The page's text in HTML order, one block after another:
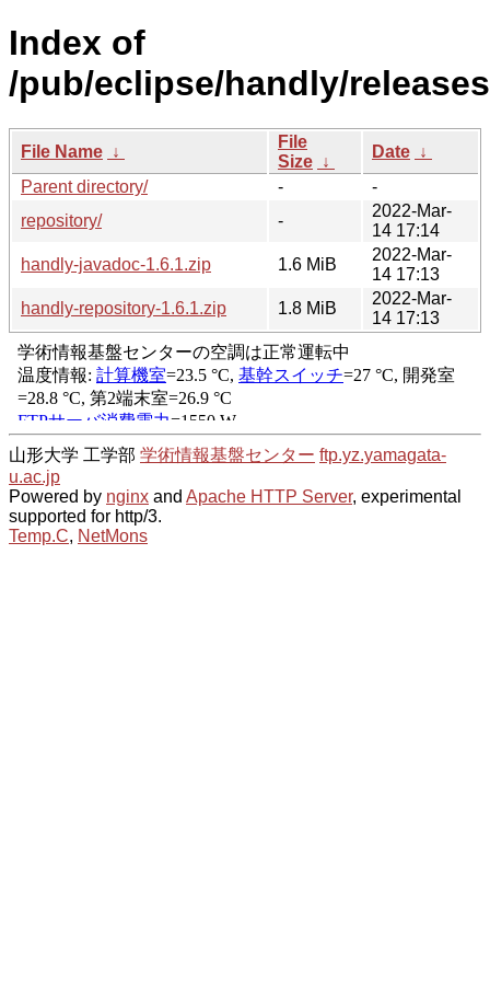
Index of
/pub/eclipse/handly/
File Name ↓
File
Size ↓
Date ↓
Parent directory/
-
-
repository/
-
2022-Mar-
14 17:14
handly-javadoc-1.6.1.zip
1.6 MiB
2022-Mar-
14 17:13
handly-repository-1.6.1.zip
1.8 MiB
2022-Mar-
14 17:13
山形大学 工学部 学術情報基盤センター ftp.yz.yamagata-
u.ac.jp
Powered by nginx and Apache HTTP Server, experimental
supported for http/3.
Temp.C, NetMons